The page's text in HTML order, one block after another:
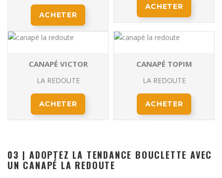
ACHETER
ACHETER
CANAPÉ VICTOR
LA REDOUTE
ACHETER
CANAPÉ TOPIM
LA REDOUTE
ACHETER
03 | ADOPTEZ LA TENDANCE BOUCLETTE AVEC
UN CANAPÉ LA REDOUTE